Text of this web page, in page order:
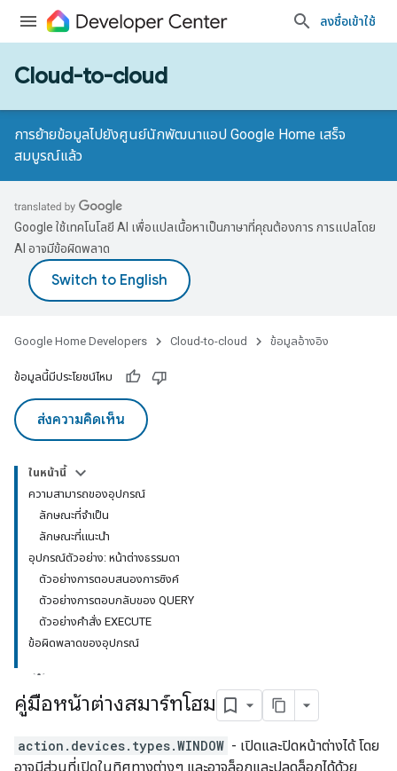
ลงชื่อเข้าใช้
Cloud-to-cloud
การย้ายข้อมูลไปยังศูนย์นักพัฒนาแอป Google Home เสร็จ
สมบูรณ์แล้ว
Google ใช้เทคโนโลยี AI เพื่อแปลเนื้อหาเป็นภาษาที่คุณต้องการ การแปลโดย
AI อาจมีข้อผิดพลาด
Google Home Developers Cloud-to-cloud ข้อมูลอ้างอิง
ข้อมูลนี้มีประโยชน์ไหม
ส่งความคิดเห็น
ในหน้านี้
ความสามารถของอุปกรณ์
ลักษณะที่จำเป็น
ลักษณะที่แนะนำ
อุปกรณ์ตัวอย่าง: หน้าต่างธรรมดา
ตัวอย่างการตอบสนองการซิงค์
ตัวอย่างการตอบกลับของ QUERY
ตัวอย่างคำสั่ง EXECUTE
ข้อผิดพลาดของอุปกรณ์
คู่มือหน้าต่างสมาร์ทโฮม
action.devices.types.WINDOW - เปิดและปิดหน้าต่างได้ โดย
อาจมีส่วนที่เปิดในทิศทางต่างๆ และอาจล็อกและปลดล็อกได้ด้วย